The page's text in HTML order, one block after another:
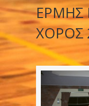
ΕΡΜΗΣ
ΧΟΡΟΣ